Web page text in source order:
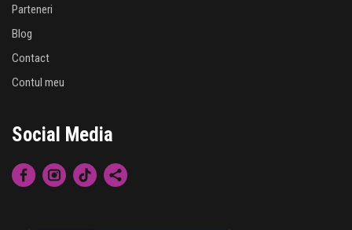
Parteneri
Blog
Contact
Contul meu
Social Media